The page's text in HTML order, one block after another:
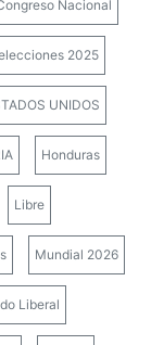
Nacional
2025
UNIDOS
Honduras
Libre
Mundial 2026
Liberal